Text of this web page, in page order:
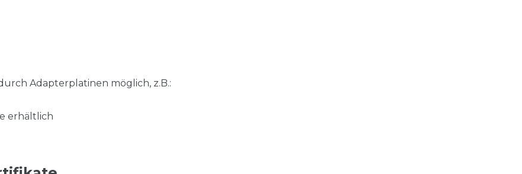
Adapterplatinen möglich, z.B.:
erhältlich